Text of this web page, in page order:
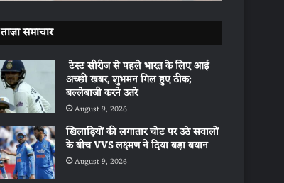
ताज़ा समाचार
टेस्ट सीरीज से पहले भारत के लिए आई
अच्छी खबर, शुभमन गिल हुए ठीक;
बल्लेबाजी करने उतरे
August 9, 2026
खिलाड़ियों की लगातार चोट पर उठे सवालों
के बीच VVS लक्ष्मण ने दिया बड़ा बयान
August 9, 2026